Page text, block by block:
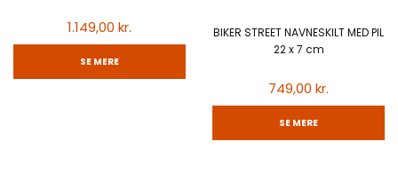
1.149,00 kr.
SE MERE
BIKER STREET NAVNESKILT MED PIL
22 x 7 cm
749,00 kr.
SE MERE